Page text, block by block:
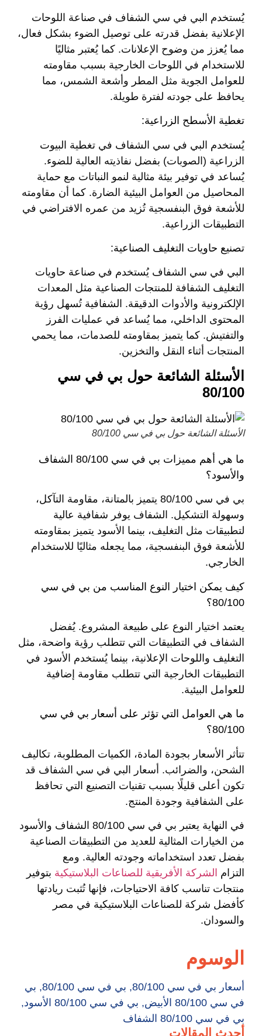
يُستخدم البي في سي الشفاف في صناعة اللوحات
الإعلانية بفضل قدرته على توصيل الضوء بشكل فعال،
مما يُعزز من وضوح الإعلانات. كما يُعتبر مثاليًا
للاستخدام في اللوحات الخارجية بسبب مقاومته
للعوامل الجوية مثل المطر وأشعة الشمس، مما
يحافظ على جودته لفترة طويلة.
تغطية الأسطح الزراعية:
يُستخدم البي في سي الشفاف في تغطية البيوت
الزراعية (الصوبات) بفضل نفاذيته العالية للضوء.
يُساعد في توفير بيئة مثالية لنمو النباتات مع حماية
المحاصيل من العوامل البيئية الضارة. كما أن مقاومته
للأشعة فوق البنفسجية تُزيد من عمره الافتراضي في
التطبيقات الزراعية.
تصنيع حاويات التغليف الصناعية:
البي في سي الشفاف يُستخدم في صناعة حاويات
التغليف الشفافة للمنتجات الصناعية مثل المعدات
الإلكترونية والأدوات الدقيقة. الشفافية تُسهل رؤية
المحتوى الداخلي، مما يُساعد في عمليات الفرز
والتفتيش. كما يتميز بمقاومته للصدمات، مما يحمي
المنتجات أثناء النقل والتخزين.
الأسئلة الشائعة حول بي في سي
80/100
الأسئلة الشائعة حول بي في سي 80/100
ما هي أهم مميزات بي في سي 80/100 الشفاف
والأسود؟
بي في سي 80/100 يتميز بالمتانة، مقاومة التآكل،
وسهولة التشكيل. الشفاف يوفر شفافية عالية
لتطبيقات مثل التغليف، بينما الأسود يتميز بمقاومته
للأشعة فوق البنفسجية، مما يجعله مثاليًا للاستخدام
الخارجي.
كيف يمكن اختيار النوع المناسب من بي في سي
80/100؟
يعتمد اختيار النوع على طبيعة المشروع. يُفضل
الشفاف في التطبيقات التي تتطلب رؤية واضحة، مثل
التغليف واللوحات الإعلانية، بينما يُستخدم الأسود في
التطبيقات الخارجية التي تتطلب مقاومة إضافية
للعوامل البيئية.
ما هي العوامل التي تؤثر على أسعار بي في سي
80/100؟
تتأثر الأسعار بجودة المادة، الكميات المطلوبة، تكاليف
الشحن، والضرائب. أسعار البي في سي الشفاف قد
تكون أعلى قليلًا بسبب تقنيات التصنيع التي تحافظ
على الشفافية وجودة المنتج.
في النهاية يعتبر بي في سي 80/100 الشفاف والأسود
من الخيارات المثالية للعديد من التطبيقات الصناعية
بفضل تعدد استخداماته وجودته العالية. ومع
التزام الشركة الأفريقية للصناعات البلاستيكية بتوفير
منتجات تناسب كافة الاحتياجات، فإنها تُثبت ريادتها
كأفضل شركة للصناعات البلاستيكية في مصر
والسودان.
الوسوم
أسعار بي في سي 80/100 , بي في سي 80/100 , بي
في سي 80/100 الأبيض
, بي في سي 80/100 الأسود
,
بي في سي 80/100 الشفاف
أحدث المقالات